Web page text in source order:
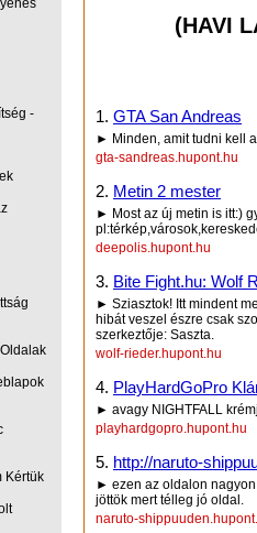
-
Kértük
(HAVI
1. GTA San Andreas
► Minden, amit tudni kell
gta-sandreas.hupont.hu
2. Metin 2 mester
► Most az új metin is itt:)
deepolis.hupont.hu
3. Bite Fight.hu: Wolf
► Sziasztok! Itt mindent
hibát veszel észre csak
szerkeztője: Saszta.
wolf-rieder.hupont.hu
4. PlayHardGoPro
► avagy NIGHTFALL
playhardgopro.hupont.hu
5. http://naruto-
► ezen az oldalon
jöttök mert télleg jó oldal.
naruto-